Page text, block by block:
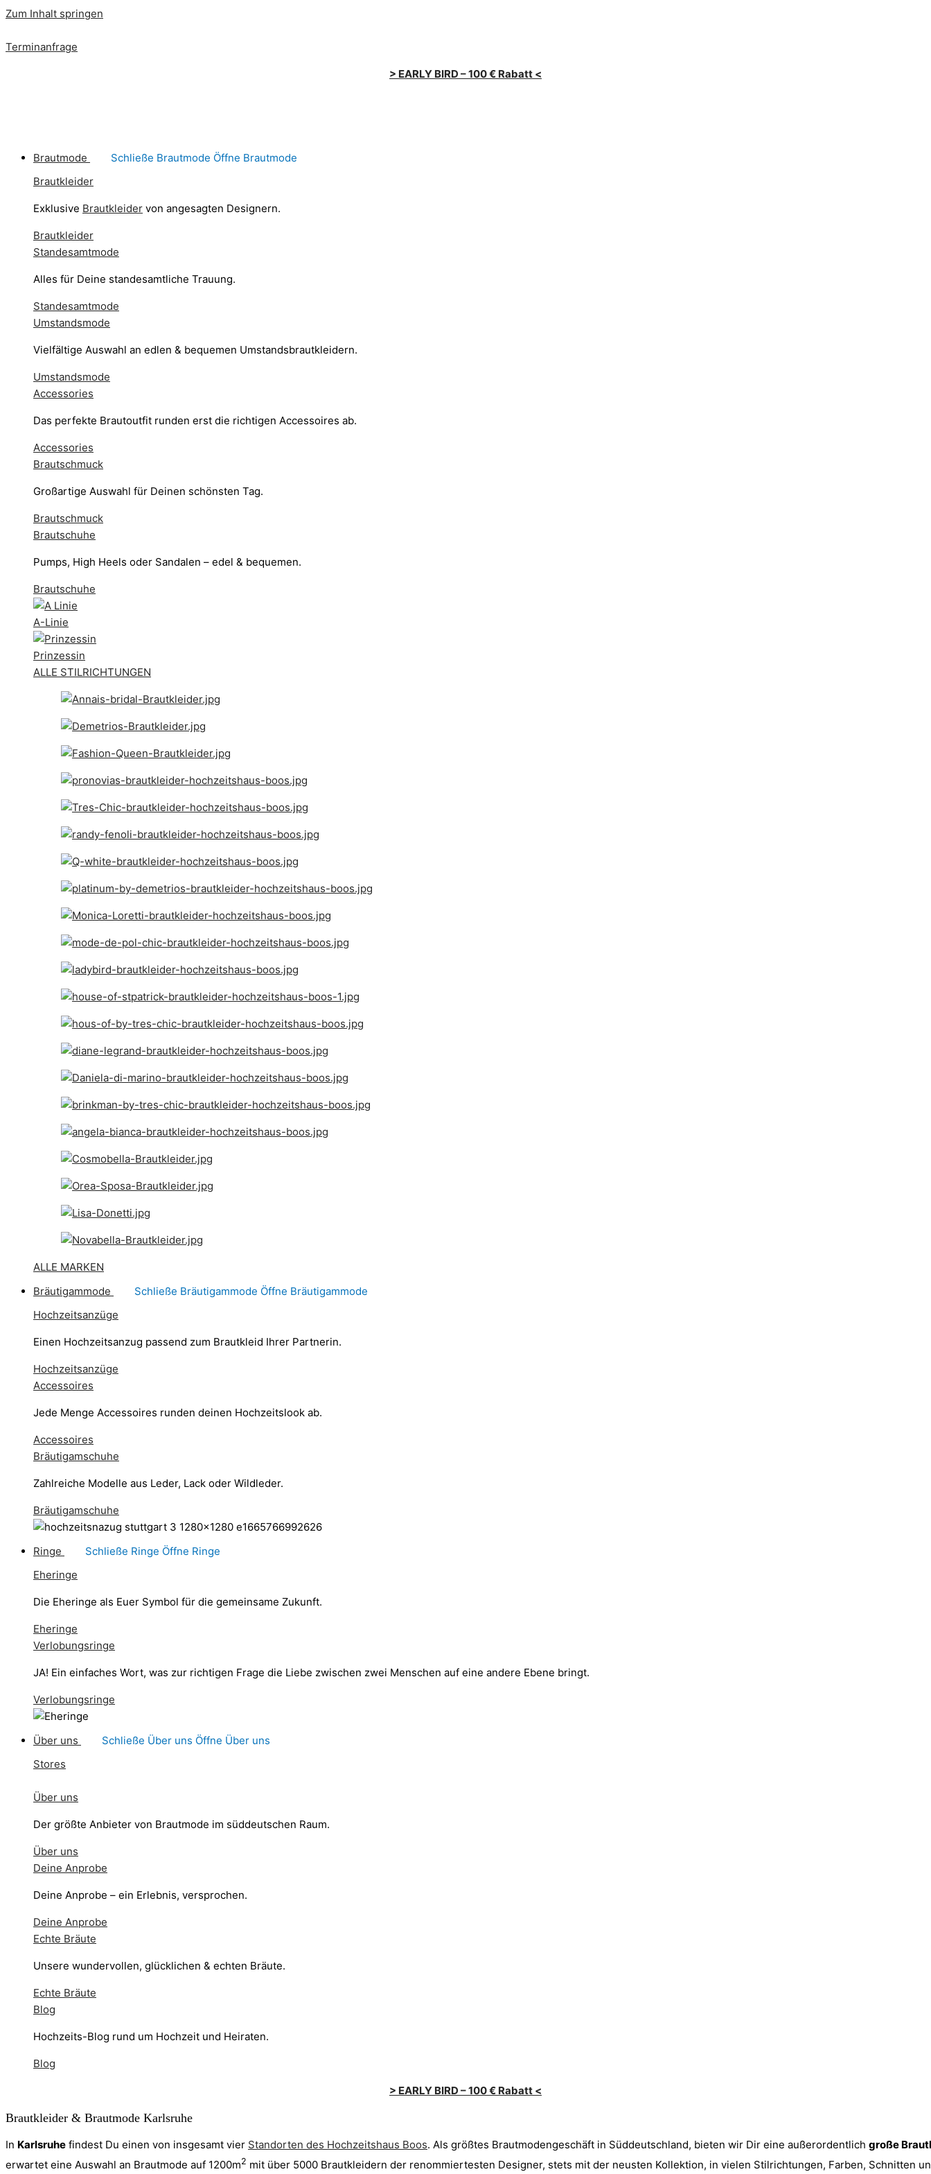
Zum Inhalt springen
Terminanfrage
> EARLY BIRD – 100 € Rabatt <
Brautmode Schließe Brautmode Öffne Brautmode
Brautkleider
Exklusive Brautkleider von angesagten Designern.
Brautkleider
Standesamtmode
Alles für Deine standesamtliche Trauung.
Standesamtmode
Umstandsmode
Vielfältige Auswahl an edlen & bequemen Umstandsbrautkleidern.
Umstandsmode
Accessories
Das perfekte Brautoutfit runden erst die richtigen Accessoires ab.
Accessories
Brautschmuck
Großartige Auswahl für Deinen schönsten Tag.
Brautschmuck
Brautschuhe
Pumps, High Heels oder Sandalen – edel & bequemen.
Brautschuhe
A-Linie
Prinzessin
ALLE STILRICHTUNGEN
ALLE MARKEN
Bräutigammode
Schließe Bräutigammode Öffne Bräutigammode
Hochzeitsanzüge
Einen Hochzeitsanzug passend zum Brautkleid Ihrer Partnerin.
Hochzeitsanzüge
Accessoires
Jede Menge Accessoires runden deinen Hochzeitslook ab.
Accessoires
Bräutigamschuhe
Zahlreiche Modelle aus Leder, Lack oder Wildleder.
Bräutigamschuhe
Ringe Schließe Ringe Öffne Ringe
Eheringe
Die Eheringe als Euer Symbol für die gemeinsame Zukunft.
Eheringe
Verlobungsringe
JA! Ein einfaches Wort, was zur richtigen Frage die Liebe zwischen zwei Menschen auf eine andere Ebene bringt.
Verlobungsringe
Über uns Schließe Über uns Öffne Über uns
Stores
Über uns
Der größte Anbieter von Brautmode im süddeutschen Raum.
Über uns
Deine Anprobe
Deine Anprobe – ein Erlebnis, versprochen.
Deine Anprobe
Echte Bräute
Unsere wundervollen, glücklichen & echten Bräute.
Echte Bräute
Blog
Hochzeits-Blog rund um Hochzeit und Heiraten.
Blog
> EARLY BIRD – 100 € Rabatt <
Brautkleider & Brautmode Karlsruhe
In Karlsruhe findest Du einen von insgesamt vier Standorten des Hochzeitshaus Boos. Als größtes Brautmodengeschäft in Süddeutschland, bieten wir Dir eine außerordentlich große
erwartet eine Auswahl an Brautmode auf 1200m2 mit über 5000 Brautkleidern der renommiertesten Designer, stets mit der neusten Kollektion, in vielen Stilrichtungen, Farben, Schnitten